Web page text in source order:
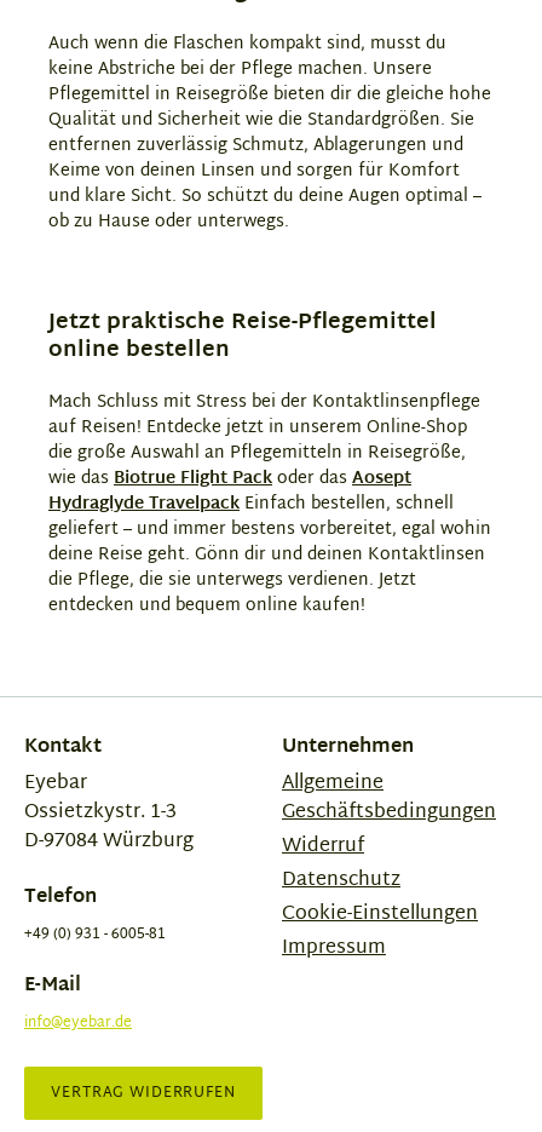
Auch wenn die Flaschen kompakt sind, musst du
keine Abstriche bei der Pflege machen. Unsere
Pflegemittel in Reisegröße bieten dir die gleiche hohe
Qualität und Sicherheit wie die Standardgrößen. Sie
entfernen zuverlässig Schmutz, Ablagerungen und
Keime von deinen Linsen und sorgen für Komfort
und klare Sicht. So schützt du deine Augen optimal –
ob zu Hause oder unterwegs.
Jetzt praktische Reise-Pflegemittel
online bestellen
Mach Schluss mit Stress bei der Kontaktlinsenpflege
auf Reisen! Entdecke jetzt in unserem Online-Shop
die große Auswahl an Pflegemitteln in Reisegröße,
wie dasBiotrue Flight Packoder dasAosept
Hydraglyde Travelpack Einfach bestellen, schnell
geliefert – und immer bestens vorbereitet, egal wohin
deine Reise geht. Gönn dir und deinen Kontaktlinsen
die Pflege, die sie unterwegs verdienen. Jetzt
entdecken und bequem online kaufen!
Kontakt
Eyebar
Ossietzkystr. 1-3
D-97084 Würzburg
Telefon
+49 (0) 931 - 6005-81
E-Mail
info@eyebar.de
VERTRAG WIDERRUFEN
Unternehmen
Allgemeine
Geschäftsbedingungen
Widerruf
Datenschutz
Cookie-Einstellungen
Impressum